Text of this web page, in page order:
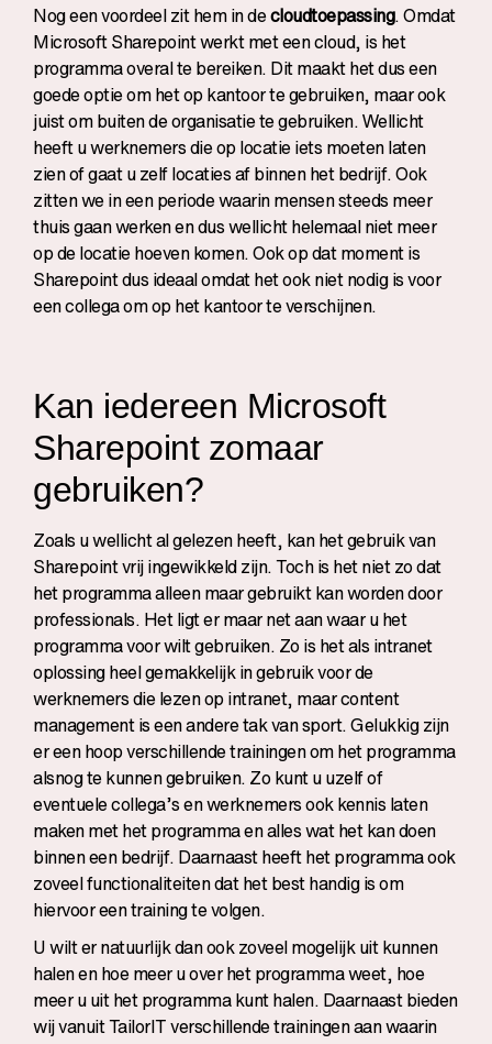
Nog een voordeel zit hem in decloudtoepassing. Omdat
Microsoft Sharepoint werkt met een cloud, is het
programma overal te bereiken. Dit maakt het dus een
goede optie om het op kantoor te gebruiken, maar ook
juist om buiten de organisatie te gebruiken. Wellicht
heeft u werknemers die op locatie iets moeten laten
zien of gaat u zelf locaties af binnen het bedrijf. Ook
zitten we in een periode waarin mensen steeds meer
thuis gaan werken en dus wellicht helemaal niet meer
op de locatie hoeven komen. Ook op dat moment is
Sharepoint dus ideaal omdat het ook niet nodig is voor
een collega om op het kantoor te verschijnen.
Kan iedereen Microsoft
Sharepoint zomaar
gebruiken?
Zoals u wellicht al gelezen heeft, kan het gebruik van
Sharepoint vrij ingewikkeld zijn. Toch is het niet zo dat
het programma alleen maar gebruikt kan worden door
professionals. Het ligt er maar net aan waar u het
programma voor wilt gebruiken. Zo is het als intranet
oplossing heel gemakkelijk in gebruik voor de
werknemers die lezen op intranet, maar content
management is een andere tak van sport. Gelukkig zijn
er een hoop verschillende trainingen om het programma
alsnog te kunnen gebruiken. Zo kunt u uzelf of
eventuele collega’s en werknemers ook kennis laten
maken met het programma en alles wat het kan doen
binnen een bedrijf. Daarnaast heeft het programma ook
zoveel functionaliteiten dat het best handig is om
hiervoor een training te volgen.
U wilt er natuurlijk dan ook zoveel mogelijk uit kunnen
halen en hoe meer u over het programma weet, hoe
meer u uit het programma kunt halen. Daarnaast bieden
wij vanuit TailorIT verschillende trainingen aan waarin